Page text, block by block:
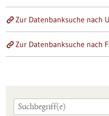
Zur Datenbanksuche nach
Zur Datenbanksuche nach